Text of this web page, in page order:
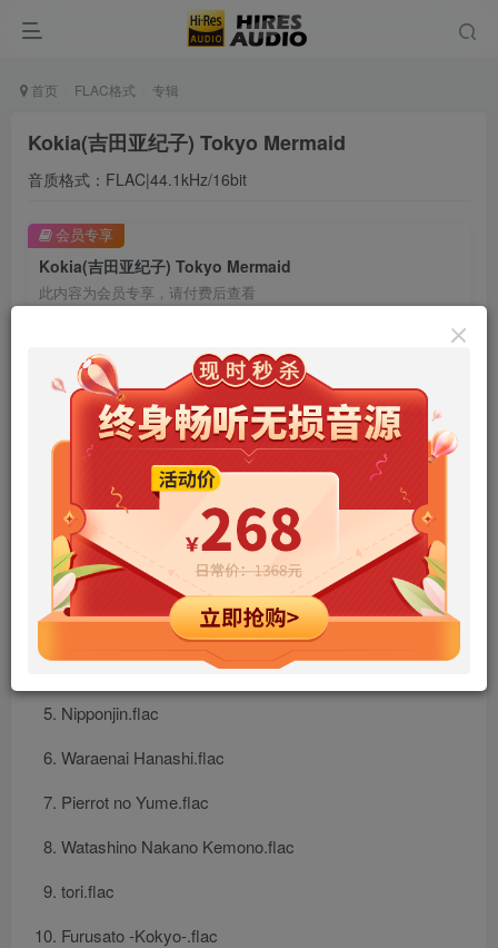
首页 FLAC格式 专辑
Kokia(吉田亚纪子) Tokyo Mermaid
音质格式：FLAC|44.1kHz/16bit
Kokia(吉田亚纪子) Tokyo Mermaid
此内容为会员专享，请付费后查看
9.9 99
年卡会员 免费 永久会员
立即购买
您当前未登录！建议登陆后购买，可保存购买订单
会员专享
Obakega Kowainante.flac
Hello.flac
Tenkigaii Beer Nomou.flac
Aliens -Uchujin Wakarimashita-.flac
Nipponjin.flac
Waraenai Hanashi.flac
Pierrot no Yume.flac
Watashino Nakano Kemono.flac
tori.flac
Furusato -Kokyo-.flac